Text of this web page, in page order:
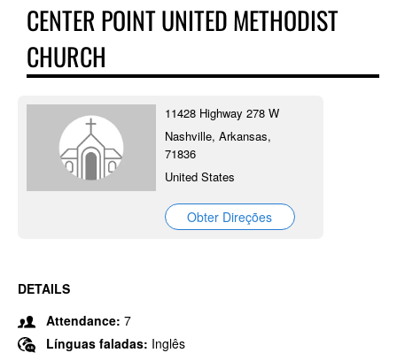
CENTER POINT UNITED METHODIST
CHURCH
11428 Highway 278 W
Nashville, Arkansas,
71836
United States
Obter Direções
DETAILS
Attendance: 7
Línguas faladas: Inglês